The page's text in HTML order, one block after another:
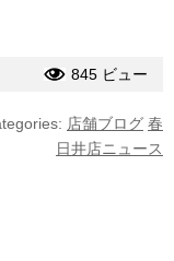
845 ビュー
店舗ブログ 春
日井店ニュース